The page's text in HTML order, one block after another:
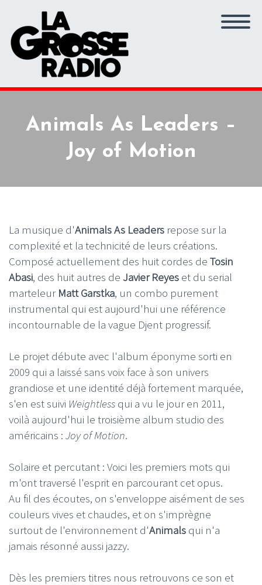
Animals As Leaders –
Joy of Motion
La musique d'Animals As Leaders repose sur la
complexité et la technicité de leurs créations.
Composé actuellement des huit cordes de Tosin
Abasi, des huit autres de Javier Reyes et du serial
marteleur Matt Garstka, un combo purement
instrumental qui est aujourd'hui une référence
incontournable de la vague Djent progressif.
Le projet débute avec l'album éponyme sorti en
2009 qui a laissé sans voix face à son univers
grandiose et une identité déjà fortement marquée,
s'en est suivi Weightless qui a vu le jour en 2011,
voilà aujourd'hui le troisième album studio des
américains : Joy of Motion.
Solaire et percutant : Voici les premiers mots qui
m'ont traversé l'esprit en parcourant cet opus.
Au fil des écoutes, on s'enveloppe aisément de ses
couleurs vives et chaudes, et on s'imprègne
surtout de l'environnement d'Animals qui n'a
jamais résonné aussi jazzy.
Dès les premiers titres nous retrouvons ce son et